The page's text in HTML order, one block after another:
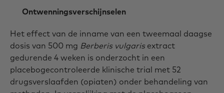
Ontwenningsverschijnselen
Het effect van de inname van een tweemaal daagse
dosis van 500 mg Berberis vulgaris extract
gedurende 4 weken is onderzocht in een
placebogecontroleerde klinische trial met 52
drugsverslaafden (opiaten) onder behandeling van